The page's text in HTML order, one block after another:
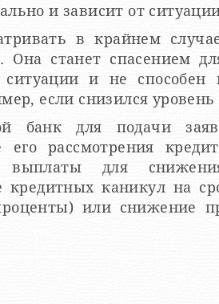
и зависит от
в крайнем
Она станет спасением
и не способен
если снизился уровень
банк для подачи
его рассмотрения
выплаты для
каникул на
или снижение